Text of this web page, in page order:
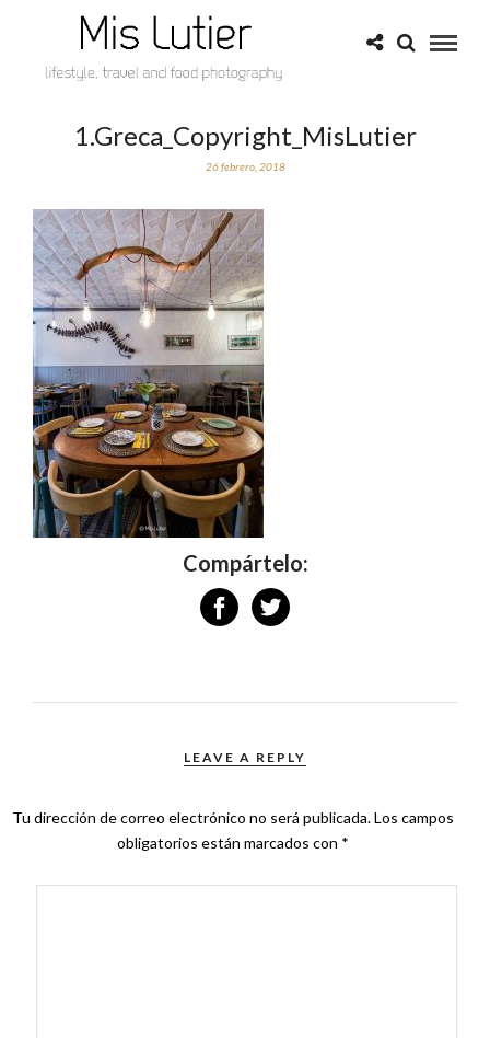
1.Greca_Copyright_MisLutier
26 febrero, 2018
Compártelo:
LEAVE A REPLY
Tu dirección de correo electrónico no será publicada.Los campos
obligatorios están marcados con *